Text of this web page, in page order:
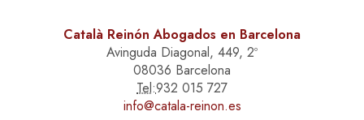
Català Reinón Abogados en Barcelona
Avinguda Diagonal, 449, 2º
08036 Barcelona
Tel:932 015 727
info@catala-reinon.es